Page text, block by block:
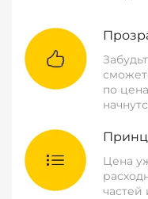
по
Цена
частей